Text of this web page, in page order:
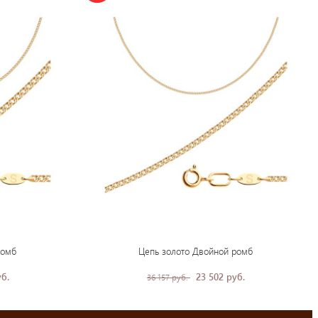
Цепь золото Двойной ромб
36 157 руб. 23 502 руб.